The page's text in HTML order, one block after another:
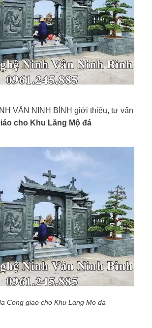
VÂN NINH BÌNH giới thiệu, tư vấn
cho Khu Lăng Mộ đá
Cong giao cho Khu Lang Mo da